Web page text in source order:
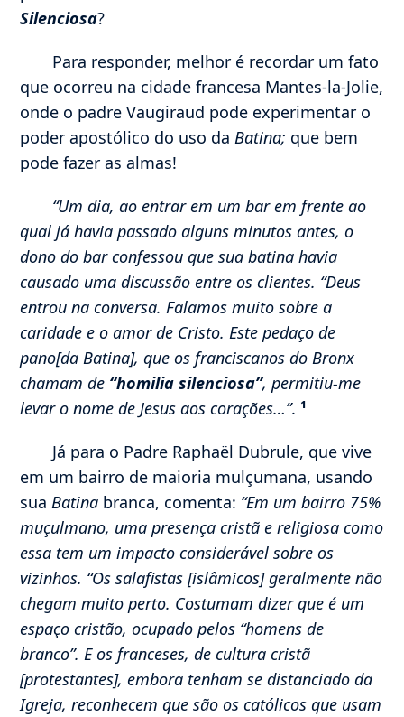
Silenciosa?
Para responder, melhor é recordar um fato
que ocorreu na cidade francesa Mantes-la-Jolie,
onde o padre Vaugiraud pode experimentar o
poder apostólico do uso da Batina; que bem
pode fazer as almas!
“Um dia, ao entrar em um bar em frente ao
qual já havia passado alguns minutos antes, o
dono do bar confessou que sua batina havia
causado uma discussão entre os clientes. “Deus
entrou na conversa. Falamos muito sobre a
caridade e o amor de Cristo. Este pedaço de
pano[da Batina], que os franciscanos do Bronx
chamam de “homilia silenciosa”, permitiu-me
levar o nome de Jesus aos corações…”. ¹
Já para o Padre Raphaël Dubrule, que vive
em um bairro de maioria mulçumana, usando
sua Batina branca, comenta: “Em um bairro 75%
muçulmano, uma presença cristã e religiosa como
essa tem um impacto considerável sobre os
vizinhos. “Os salafistas [islâmicos] geralmente não
chegam muito perto. Costumam dizer que é um
espaço cristão, ocupado pelos “homens de
branco”. E os franceses, de cultura cristã
[protestantes], embora tenham se distanciado da
Igreja, reconhecem que são os católicos que usam